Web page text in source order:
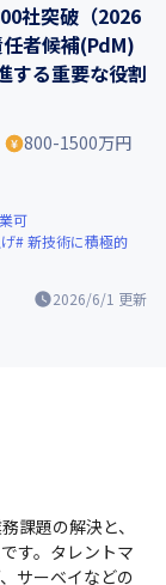
社突破（2026
者候補(PdM)
する重要な役割
2026/6/1 更新
800-1500万円
可
新技術に積極的
課題の解決と、
す。タレントマ
サーベイなどの